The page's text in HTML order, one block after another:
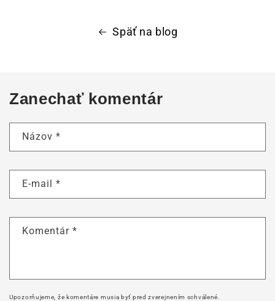
Späť na blog
Zanechať komentár
Názov *
E-mail *
Komentár *
Upozorňujeme, že komentáre musia byť pred zverejnením schválené.